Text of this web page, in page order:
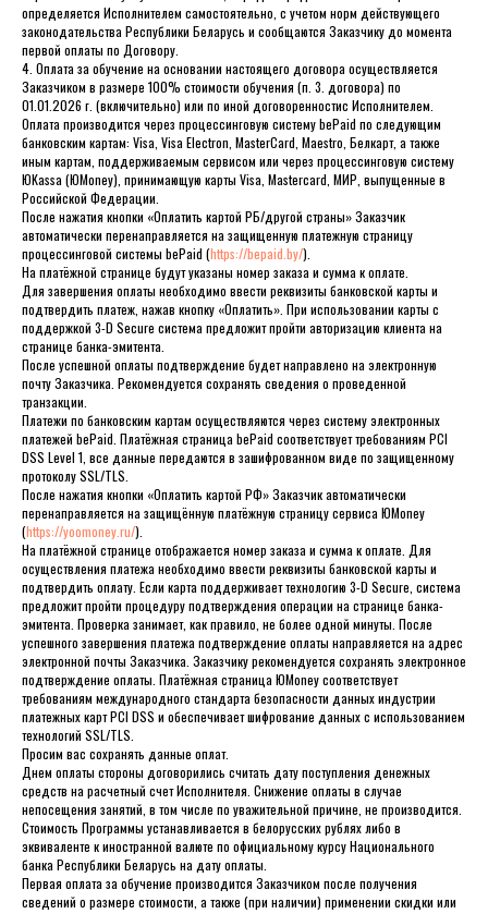
определяется Исполнителем самостоятельно, с учетом норм действующего
законодательства Республики Беларусь и сообщаются Заказчику до момента
первой оплаты по Договору.
4. Оплата за обучение на основании настоящего договора осуществляется
Заказчиком в размере 100% стоимости обучения (п. 3. договора) по
01.01.2026 г. (включительно) или по иной договоренностис Исполнителем.
Оплата производится через процессинговую систему bePaid по следующим
банковским картам: Visa, Visa Electron, MasterCard, Maestro, Белкарт, а также
иным картам, поддерживаемым сервисом или через процессинговую систему
ЮKassa (ЮMoney), принимающую карты Visa, Mastercard, МИР, выпущенные в
Российской Федерации.
После нажатия кнопки «Оплатить картой РБ/другой страны» Заказчик
автоматически перенаправляется на защищенную платежную страницу
процессинговой системы bePaid (https://bepaid.by/).
На платёжной странице будут указаны номер заказа и сумма к оплате.
Для завершения оплаты необходимо ввести реквизиты банковской карты и
подтвердить платеж, нажав кнопку «Оплатить». При использовании карты с
поддержкой 3-D Secure система предложит пройти авторизацию клиента на
странице банка-эмитента.
После успешной оплаты подтверждение будет направлено на электронную
почту Заказчика. Рекомендуется сохранять сведения о проведенной
транзакции.
Платежи по банковским картам осуществляются через систему электронных
платежей bePaid. Платёжная страница bePaid соответствует требованиям PCI
DSS Level 1, все данные передаются в зашифрованном виде по защищенному
протоколу SSL/TLS.
После нажатия кнопки «Оплатить картой РФ» Заказчик автоматически
перенаправляется на защищённую платёжную страницу сервиса ЮMoney
(https://yoomoney.ru/).
На платёжной странице отображается номер заказа и сумма к оплате. Для
осуществления платежа необходимо ввести реквизиты банковской карты и
подтвердить оплату. Если карта поддерживает технологию 3-D Secure, система
предложит пройти процедуру подтверждения операции на странице банка-
эмитента. Проверка занимает, как правило, не более одной минуты. После
успешного завершения платежа подтверждение оплаты направляется на адрес
электронной почты Заказчика. Заказчику рекомендуется сохранять электронное
подтверждение оплаты. Платёжная страница ЮMoney соответствует
требованиям международного стандарта безопасности данных индустрии
платежных карт PCI DSS и обеспечивает шифрование данных с использованием
технологий SSL/TLS.
Просим вас сохранять данные оплат.
Днем оплаты стороны договорились считать дату поступления денежных
средств на расчетный счет Исполнителя. Снижение оплаты в случае
непосещения занятий, в том числе по уважительной причине, не производится.
Стоимость Программы устанавливается в белорусских рублях либо в
эквиваленте к иностранной валюте по официальному курсу Национального
банка Республики Беларусь на дату оплаты.
Первая оплата за обучение производится Заказчиком после получения
сведений о размере стоимости, а также (при наличии) применении скидки или